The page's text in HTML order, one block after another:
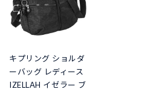
キプリング ショルダ
ーバッグ レディース
IZELLAH イゼラー ブ